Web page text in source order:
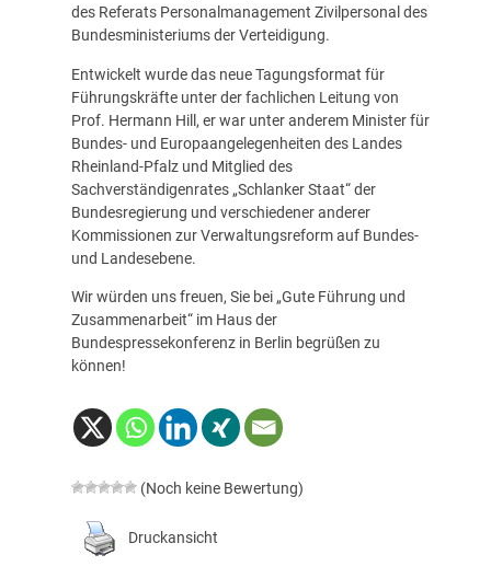
des Referats Personalmanagement Zivilpersonal des
Bundesministeriums der Verteidigung.
Entwickelt wurde das neue Tagungsformat für
Führungskräfte unter der fachlichen Leitung von
Prof. Hermann Hill, er war unter anderem Minister für
Bundes- und Europaangelegenheiten des Landes
Rheinland-Pfalz und Mitglied des
Sachverständigenrates „Schlanker Staat“ der
Bundesregierung und verschiedener anderer
Kommissionen zur Verwaltungsreform auf Bundes-
und Landesebene.
Wir würden uns freuen, Sie bei „Gute Führung und
Zusammenarbeit“ im Haus der
Bundespressekonferenz in Berlin begrüßen zu
können!
(Noch keine Bewertung)
Druckansicht